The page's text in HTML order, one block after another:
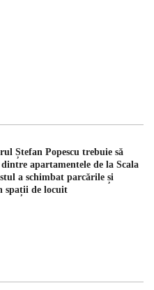
Ștefan Popescu trebuie să
apartamentele de la Scala
a schimbat parcările și
spații de locuit